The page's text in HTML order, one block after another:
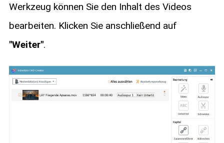
Werkzeug können Sie den Inhalt des Videos
bearbeiten. Klicken Sie anschließend auf
"Weiter".